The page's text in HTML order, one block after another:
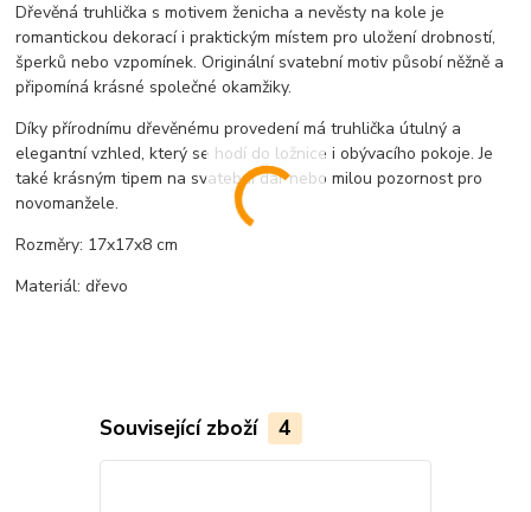
Dřevěná truhlička s motivem ženicha a nevěsty na kole je
romantickou dekorací i praktickým místem pro uložení drobností,
šperků nebo vzpomínek. Originální svatební motiv působí něžně a
připomíná krásné společné okamžiky.
Díky přírodnímu dřevěnému provedení má truhlička útulný a
elegantní vzhled, který se hodí do ložnice i obývacího pokoje. Je
také krásným tipem na svatební dar nebo milou pozornost pro
novomanžele.
Rozměry: 17x17x8 cm
Materiál: dřevo
Související zboží 4